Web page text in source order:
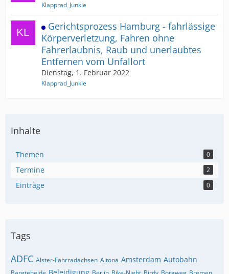
Klapprad_Junkie
Gerichtsprozess Hamburg - fahrlässige
Körperverletzung, Fahren ohne
Fahrerlaubnis, Raub und unerlaubtes
Entfernen vom Unfallort
Dienstag, 1. Februar 2022
Klapprad_Junkie
Inhalte
Themen 0
Termine 2
Einträge 0
Tags
ADFC Alster-Fahrradachsen Altona Amsterdam Autobahn